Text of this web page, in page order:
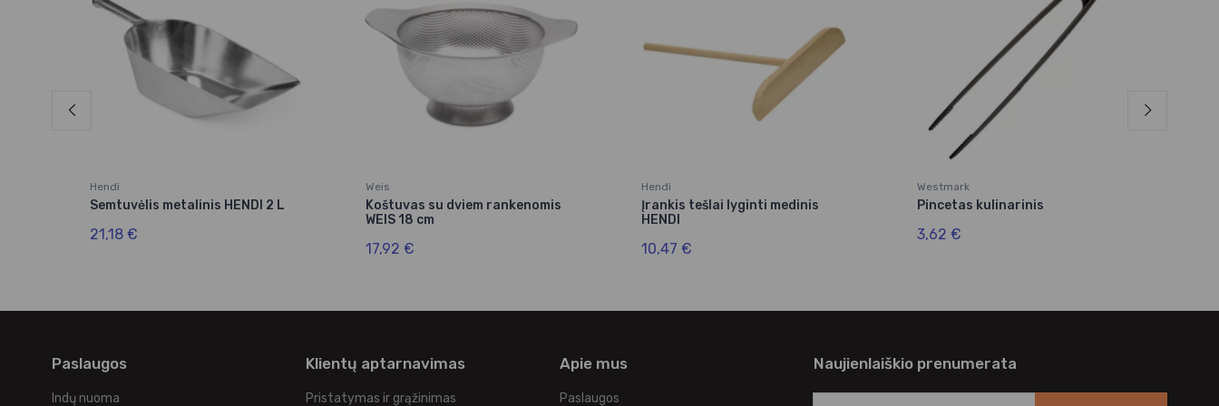
Hendi
Semtuvėlis metalinis HENDI 2 L
21,18 €
Weis
Koštuvas su dviem rankenomis
WEIS 18 cm
17,92 €
Hendi
Įrankis tešlai lyginti medinis
HENDI
10,47 €
Westmark
Pincetas kulinarinis
3,62 €
Paslaugos
Indų nuoma
Klientų aptarnavimas
Pristatymas ir grąžinimas
Apie mus
Paslaugos
Naujienlaiškio prenumerata